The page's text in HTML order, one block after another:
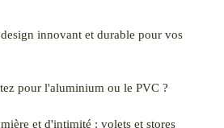
innovant et durable pour vos
pour l'aluminium ou le PVC ?
et d'intimité : volets et stores